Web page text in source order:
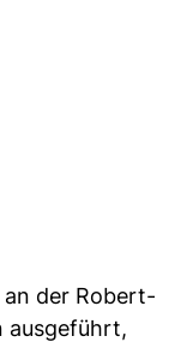
an der Robert-
ausgeführt,